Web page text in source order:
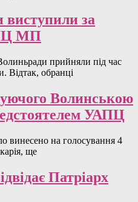
виступили за
МП
прийняли під час
Відтак, обранці
Волинською
УАПЦ
винесено на голосування 4
ще
Патріарх